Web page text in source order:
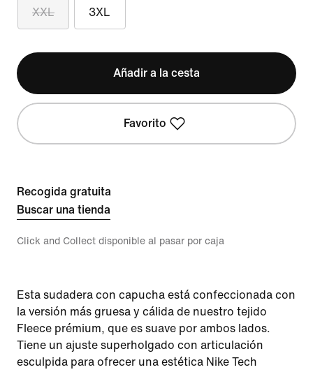
XXL 3XL
Añadir a la cesta
Favorito
Recogida gratuita
Buscar una tienda
Click and Collect disponible al pasar por caja
Esta sudadera con capucha está confeccionada con
la versión más gruesa y cálida de nuestro tejido
Fleece prémium, que es suave por ambos lados.
Tiene un ajuste superholgado con articulación
esculpida para ofrecer una estética Nike Tech